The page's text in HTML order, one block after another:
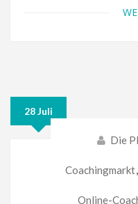
28 Juli
Die
Coachingmarkt,
Online-